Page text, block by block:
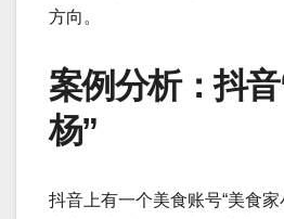
方向。
案例分析：抖
杨”
抖音上有一个美食账号“美食